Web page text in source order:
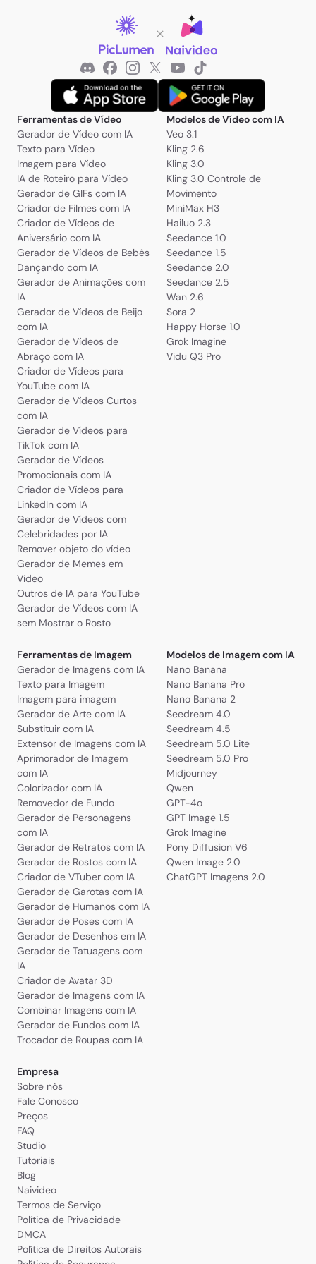
Ferramentas de Vídeo
Gerador de Vídeo com IA
Texto para Vídeo
Imagem para Vídeo
IA de Roteiro para Vídeo
Gerador de GIFs com IA
Criador de Filmes com IA
Criador de Vídeos de
Aniversário com IA
Gerador de Vídeos de Bebês
Dançando com IA
Gerador de Animações com
IA
Gerador de Vídeos de Beijo
com IA
Gerador de Vídeos de
Abraço com IA
Criador de Vídeos para
YouTube com IA
Gerador de Vídeos Curtos
com IA
Gerador de Vídeos para
TikTok com IA
Gerador de Vídeos
Promocionais com IA
Criador de Vídeos para
LinkedIn com IA
Gerador de Vídeos com
Celebridades por IA
Remover objeto do vídeo
Gerador de Memes em
Vídeo
Outros de IA para YouTube
Gerador de Vídeos com IA
sem Mostrar o Rosto
Modelos de Vídeo com IA
Veo 3.1
Kling 2.6
Kling 3.0
Kling 3.0 Controle de
Movimento
MiniMax H3
Hailuo 2.3
Seedance 1.0
Seedance 1.5
Seedance 2.0
Seedance 2.5
Wan 2.6
Sora 2
Happy Horse 1.0
Grok Imagine
Vidu Q3 Pro
Ferramentas de Imagem
Gerador de Imagens com IA
Texto para Imagem
Imagem para imagem
Gerador de Arte com IA
Substituir com IA
Extensor de Imagens com IA
Aprimorador de Imagem
com IA
Colorizador com IA
Removedor de Fundo
Gerador de Personagens
com IA
Gerador de Retratos com IA
Gerador de Rostos com IA
Criador de VTuber com IA
Gerador de Garotas com IA
Gerador de Humanos com IA
Gerador de Poses com IA
Gerador de Desenhos em IA
Gerador de Tatuagens com
IA
Criador de Avatar 3D
Gerador de Imagens com IA
Combinar Imagens com IA
Gerador de Fundos com IA
Trocador de Roupas com IA
Modelos de Imagem com IA
Nano Banana
Nano Banana Pro
Nano Banana 2
Seedream 4.0
Seedream 4.5
Seedream 5.0 Lite
Seedream 5.0 Pro
Midjourney
Qwen
GPT-4o
GPT Image 1.5
Grok Imagine
Pony Diffusion V6
Qwen Image 2.0
ChatGPT Imagens 2.0
Empresa
Sobre nós
Fale Conosco
Preços
FAQ
Studio
Tutoriais
Blog
Naivideo
Termos de Serviço
Política de Privacidade
DMCA
Política de Direitos Autorais